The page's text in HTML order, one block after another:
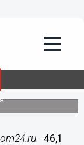
и
регион
-46,1